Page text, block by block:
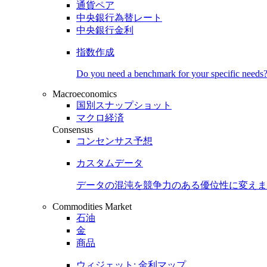
通貨ペア
中央銀行為替レート
中央銀行金利
指数作成
Do you need a benchmark for your specific needs?
Macroeconomics
国別スナップショット
マクロ経済
Consensus
コンセンサス予想
カスタムデータ
データの混沌を競争力のある優位性に変え
Commodities Market
石油
金
商品
ウィジェット: 金利マップ